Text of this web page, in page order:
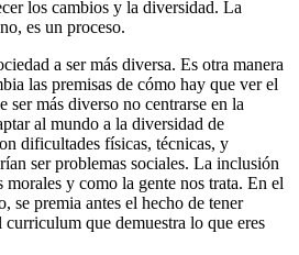
los cambios y la diversidad. La
es un proceso.
a ser más diversa. Es otra manera
las premisas de cómo hay que ver el
más diverso no centrarse en la
al mundo a la diversidad de
dificultades físicas, técnicas, y
ser problemas sociales. La inclusión
morales y como la gente nos trata. En el
se premia antes el hecho de tener
que demuestra lo que eres